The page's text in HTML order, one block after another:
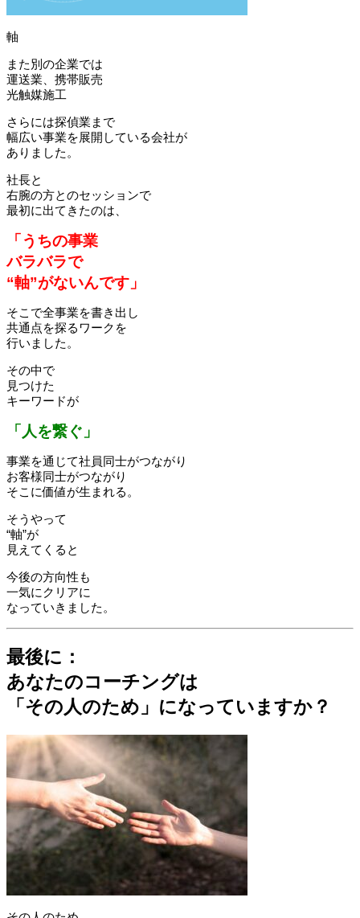
軸
また別の企業では
運送業、携帯販売
光触媒施工
さらには探偵業まで
幅広い事業を展開している会社が
ありました。
社長と
右腕の方とのセッションで
最初に出てきたのは、
「うちの事業
バラバラで
“軸”がないんです」
そこで全事業を書き出し
共通点を探るワークを
行いました。
その中で
見つけた
キーワードが
「人を繋ぐ」
事業を通じて社員同士がつながり
お客様同士がつながり
そこに価値が生まれる。
そうやって
“軸”が
見えてくると
今後の方向性も
一気にクリアに
なっていきました。
最後に：
あなたのコーチングは
「その人のため」になっていますか？